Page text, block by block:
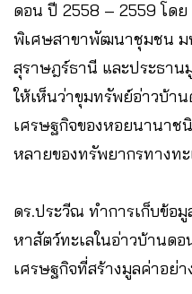
ดอน ปี 2558 – 2559 โดย
พิเศษสาขาพัฒนาชุมชน ม
สุราษฎร์ธานี และประธาน
ให้เห็นว่าขุมทรัพย์อ่าวบ้า
เศรษฐกิจของหอยนานาช
หลายของทรัพยากรทางท
ดร.ประวีณ ทำการเก็บข้อ
หาสัตว์ทะเลในอ่าวบ้านด
เศรษฐกิจที่สร้างมูลค่าอย่